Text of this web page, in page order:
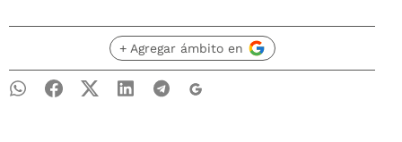
+ Agregar ámbito en